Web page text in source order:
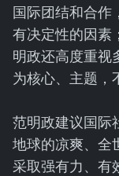
国际团结和合作
有决定性的因素
明政还高度重视
为核心、主题，
范明政建议国际
地球的凉爽、全
采取强有力、有